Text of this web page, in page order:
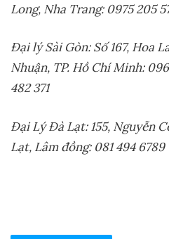
Long, Nha Trang:0975 205
Đại lý Sài Gòn:Số 167, Hoa
Nhuận, TP. Hồ Chí Minh:
482 371
Đại Lý Đà Lạt: 155, Nguyễn
Lạt, Lâm đồng:081 494 6789